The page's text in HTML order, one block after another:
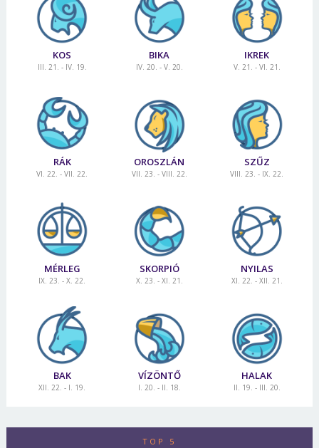
KOS
III. 21. - IV. 19.
BIKA
IV. 20. - V. 20.
IKREK
V. 21. - VI. 21.
RÁK
VI. 22. - VII. 22.
OROSZLÁN
VII. 23. - VIII. 22.
SZŰZ
VIII. 23. - IX. 22.
MÉRLEG
IX. 23. - X. 22.
SKORPIÓ
X. 23. - XI. 21.
NYILAS
XI. 22. - XII. 21.
BAK
XII. 22. - I. 19.
VÍZÖNTŐ
I. 20. - II. 18.
HALAK
II. 19. - III. 20.
TOP 5